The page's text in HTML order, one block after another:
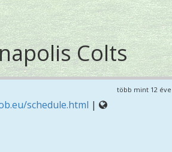
Colts
több mint 12 éve
schedule.html |